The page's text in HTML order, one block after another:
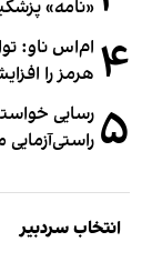
«نامه»
۴ ام‌اس ناو:
هرمز را
۵ رسایی
انتخاب سردبیر